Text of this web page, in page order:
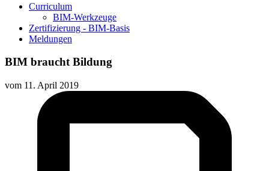
Curriculum
BIM-Werkzeuge
Zertifizierung - BIM-Basis
Meldungen
BIM braucht Bildung
vom 11. April 2019